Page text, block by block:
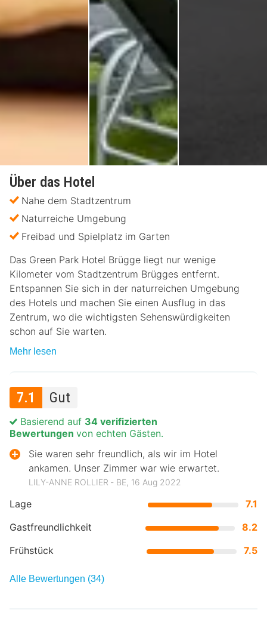
Über das Hotel
Nahe dem Stadtzentrum
Naturreiche Umgebung
Freibad und Spielplatz im Garten
Das Green Park Hotel Brügge liegt nur wenige
Kilometer vom Stadtzentrum Brügges entfernt.
Entspannen Sie sich in der naturreichen Umgebung
des Hotels und machen Sie einen Ausflug in das
Zentrum, wo die wichtigsten Sehenswürdigkeiten
schon auf Sie warten.
Mehr lesen
7.1 Gut
Lage
7.1
Gastfreundlichkeit
8.2
Frühstück
7.5
Basierend auf 34 verifizierten
Bewertungen von echten Gästen.
Sie waren sehr freundlich, als wir im Hotel
ankamen. Unser Zimmer war wie erwartet.
LILY-ANNE ROLLIER ‐ BE, 16 Aug 2022
Alle Bewertungen (34)